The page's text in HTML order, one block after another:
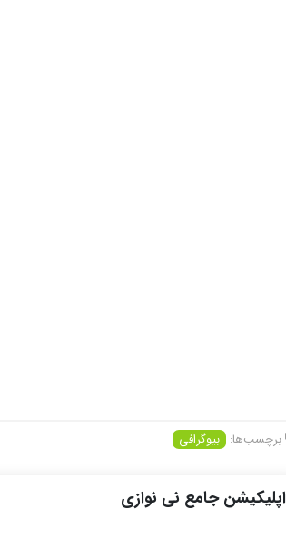
برچسب‌ها: بیوگرافی
اپلیکیشن جامع نی نوازی